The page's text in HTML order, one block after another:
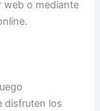
web o mediante
disfruten los